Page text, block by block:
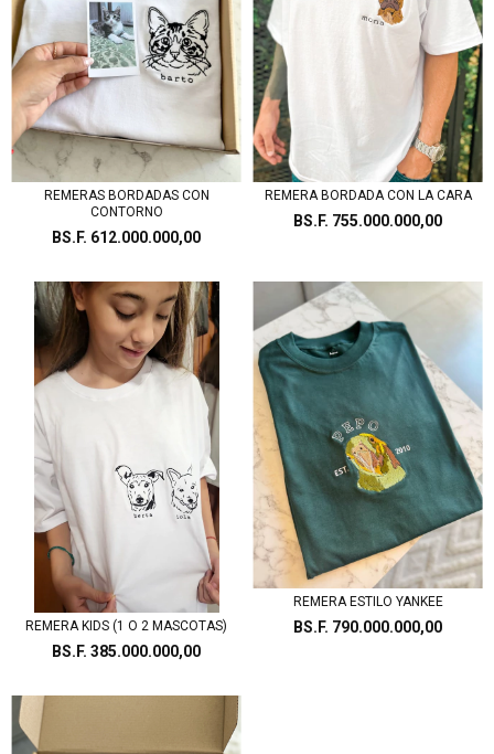
REMERAS BORDADAS CON
CONTORNO
BS.F. 612.000.000,00
REMERA BORDADA CON LA CARA
BS.F. 755.000.000,00
REMERA KIDS (1 O 2 MASCOTAS)
BS.F. 385.000.000,00
REMERA ESTILO YANKEE
BS.F. 790.000.000,00